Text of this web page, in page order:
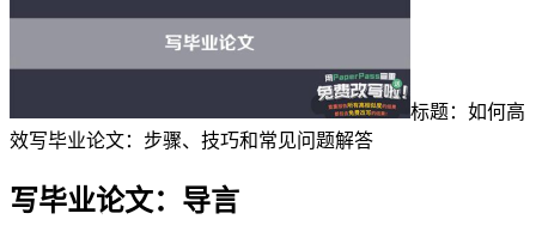
标题：如何高
效写毕业论文：步骤、技巧和常见问题解答
写毕业论文：导言